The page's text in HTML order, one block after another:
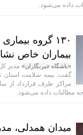
داده می‌شود.
۱۳۰ گروه
بیماران خاص
«باشگاه خبرنگاران» مدیر
مراکز طرف قرارداد از
مطالبات داده می‌شود.
میدان همدلی،